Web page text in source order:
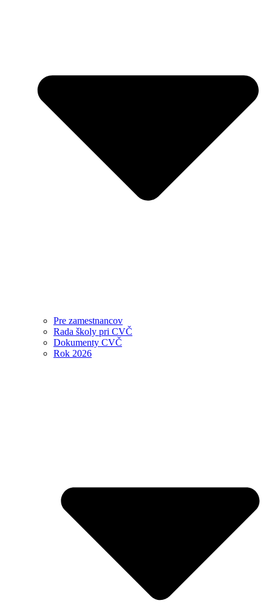
Pre zamestnancov
Rada školy pri CVČ
Dokumenty CVČ
Rok 2026